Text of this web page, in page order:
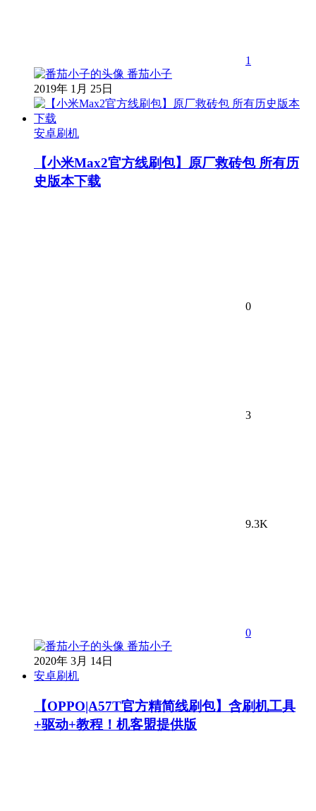
1
番茄小子
2019年 1月 25日
安卓刷机
【小米Max2官方线刷包】原厂救砖包 所有历
史版本下载
0
3
9.3K
0
番茄小子
2020年 3月 14日
安卓刷机
【OPPO|A57T官方精简线刷包】含刷机工具
+驱动+教程！机客盟提供版